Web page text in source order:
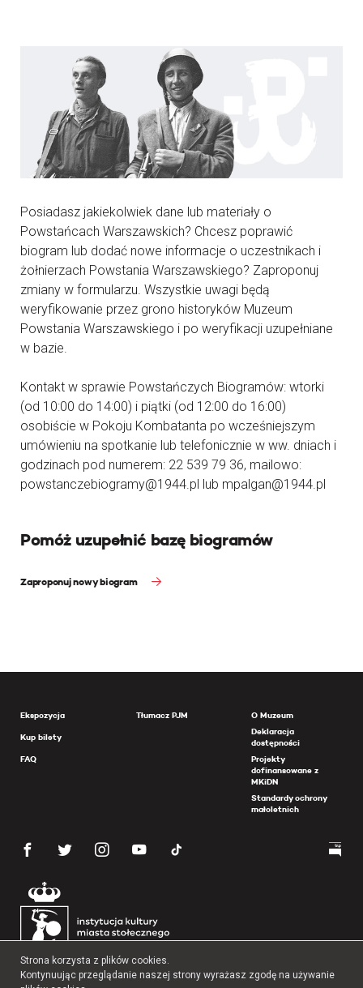
Posiadasz jakiekolwiek dane lub materiały o
Powstańcach Warszawskich? Chcesz poprawić
biogram lub dodać nowe informacje o uczestnikach i
żołnierzach Powstania Warszawskiego? Zaproponuj
zmiany w formularzu. Wszystkie uwagi będą
weryfikowanie przez grono historyków Muzeum
Powstania Warszawskiego i po weryfikacji uzupełniane
w bazie.
Kontakt w sprawie Powstańczych Biogramów: wtorki
(od 10:00 do 14:00) i piątki (od 12:00 do 16:00)
osobiście w Pokoju Kombatanta po wcześniejszym
umówieniu na spotkanie lub telefonicznie w ww. dniach i
godzinach pod numerem: 22 539 79 36, mailowo:
powstanczebiogramy@1944.pl lub mpalgan@1944.pl
Pomóż uzupełnić bazę biogramów
Zaproponuj nowy biogram
Ekspozycja
Kup bilety
FAQ
Tłumacz PJM
O Muzeum
Deklaracja
dostępności
Projekty
dofinansowane z
MKiDN
Standardy ochrony
małoletnich
Strona korzysta z plików cookies.
Kontynuując przeglądanie naszej strony wyrażasz zgodę na używanie